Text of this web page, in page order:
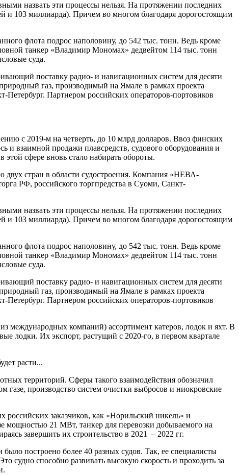
назвать эти процессы нельзя. На протяжении последних
и 103 миллиарда). Причем во многом благодаря дорогостоящим
флота подрос наполовину, до 542 тыс. тонн. Ведь кроме
танкер «Владимир Мономах» дедвейтом 114 тыс. тонн
суда.
поставку радио- и навигационных систем для десяти
газ, производимый на Ямале в рамках проекта
Партнером российских операторов-портовиков
с 2019-м на четверть, до 10 млрд долларов. Ввоз финских
и взаимной продажи плавсредств, судового оборудования и
сфере вновь стало набирать обороты.
стран в области судостроения. Компания «НЕВА-
РФ, российского торгпредства в Суоми, Санкт-
назвать эти процессы нельзя. На протяжении последних
и 103 миллиарда). Причем во многом благодаря дорогостоящим
флота подрос наполовину, до 542 тыс. тонн. Ведь кроме
танкер «Владимир Мономах» дедвейтом 114 тыс. тонн
суда.
поставку радио- и навигационных систем для десяти
газ, производимый на Ямале в рамках проекта
Партнером российских операторов-портовиков
международных компаний) ассортимент катеров, лодок и яхт. В
лодки. Их экспорт, растущий с 2020-го, в первом квартале
расти...
территорий. Сферы такого взаимодействия обозначил
производство систем очистки выбросов и ниокровские
заказчиков, как «Норильский никель» и
21 МВт, танкер для перевозки добываемого на
завершить их строительство в 2021 – 2022 гг.
построено более 40 разных судов. Так, ее специалисты
судно способно развивать высокую скорость и проходить за